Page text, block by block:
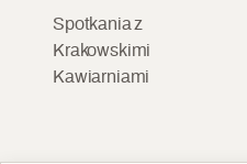
Spotkania z
Krakowskimi
Kawiarniami